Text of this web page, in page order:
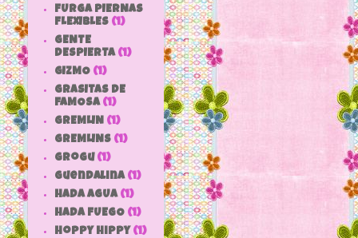
FURGA PIERNAS
FLEXIBLES (1)
GENTE
DESPIERTA (1)
GIZMO (1)
GRASITAS DE
FAMOSA (1)
GREMLIN (1)
GREMLINS (1)
grogu (1)
Guendalina (1)
HADA AGUA (1)
HADA FUEGO (1)
hoppy hippy (1)